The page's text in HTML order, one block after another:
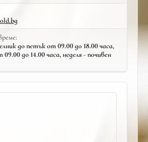
до петък от 09.00 до 18.00 часа,
до 14.00 часа, неделя - почивен